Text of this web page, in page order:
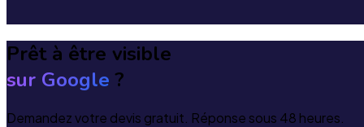
Prêt à être visible
sur Google ?
Demandez votre devis gratuit. Réponse sous 48 heures.